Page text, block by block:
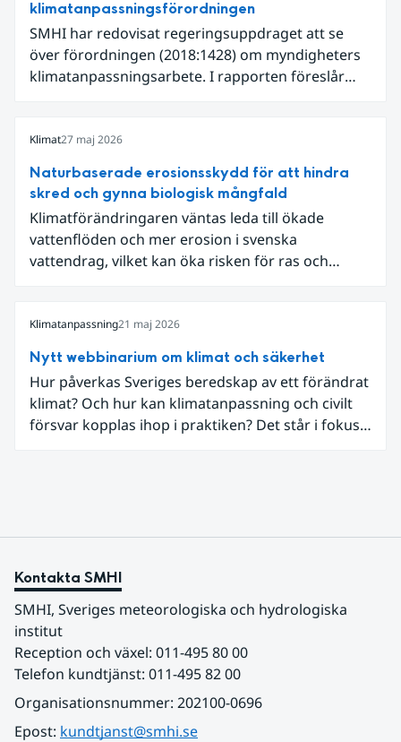
klimatanpassningsförordningen
SMHI har redovisat regeringsuppdraget att se
över förordningen (2018:1428) om myndigheters
klimatanpassningsarbete. I rapporten föreslår
Klimat27 maj 2026
Naturbaserade erosionsskydd för att hindra
skred och gynna biologisk mångfald
Klimatförändringaren väntas leda till ökade
vattenflöden och mer erosion i svenska
vattendrag, vilket kan öka risken för ras och
ligger nära älven. När Trafikverket skulle säkra
vägen valde myndigheten, tillsammans med
Statens geotekniska institut (SGI), att arbeta med
naturbaserade erosionsskydd där teknisk
säkerhet kombineras med biologisk mångfald och
hänsyn till landskapet.
Klimatanpassning21 maj 2026
Nytt webbinarium om klimat och säkerhet
Hur påverkas Sveriges beredskap av ett förändrat
klimat? Och hur kan klimatanpassning och civilt
försvar kopplas ihop i praktiken? Det står i fokus i
Kontakta SMHI
SMHI, Sveriges meteorologiska och hydrologiska
institut
Reception och växel: 011-495 80 00
Telefon kundtjänst: 011-495 82 00
Organisationsnummer: 202100-0696
Epost: kundtjanst@smhi.se